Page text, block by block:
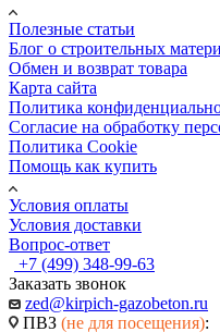
Полезные статьи
Блог о строительных
Обмен и возврат товара
Карта сайта
Политика
Согласие на обработку
Политика Cookie
Помощь как купить
Условия оплаты
Условия доставки
Вопрос-ответ
+7 (499) 348-99-63
Заказать звонок
zed@kirpich-gazobeton.ru
ПВЗ (не для посещения):